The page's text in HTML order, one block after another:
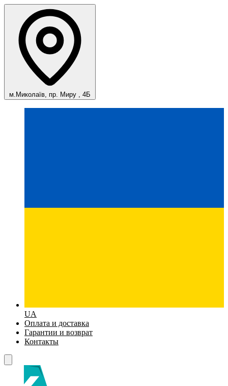
м.Миколаїв, пр. Миру , 4Б
UA
Оплата и доставка
Гарантии и возврат
Контакты